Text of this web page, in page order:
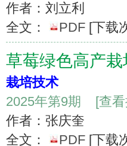
作者：刘立利
全文：
PDF [下载
草莓绿色高产
栽培技术
2025年第9期
[查
作者：张庆奎
全文：
PDF [下载